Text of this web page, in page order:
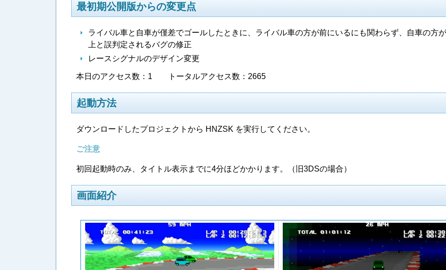
最初期公開版からの変更点
ライバル車と自車が僅差でゴールしたときに、ライバル車の方が前にいるにも関わらず、自車の方
上と誤判定されるバグの修正
レースシグナルのデザイン変更
本日のアクセス数：1 トータルアクセス数：2665
起動方法
ダウンロードしたプロジェクトから HNZSK を実行してください。
ご注意
初回起動時のみ、タイトル表示までに4分ほどかかります。（旧3DSの場合）
画面紹介